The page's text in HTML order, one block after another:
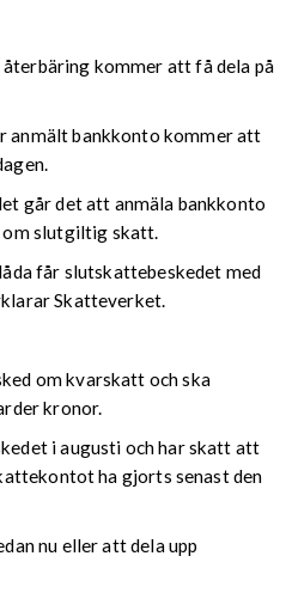
kommer att få dela på
anmält bankkonto kommer att
går det att anmäla bankkonto
om slutgiltig skatt.
får slutskattebeskedet med
Skatteverket.
om kvarskatt och ska
kronor.
i augusti och har skatt att
ha gjorts senast den
nu eller att dela upp